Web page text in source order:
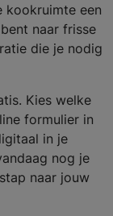
kookruimte een
naar frisse
die je nodig
Kies welke
formulier in
in je
nog je
naar jouw